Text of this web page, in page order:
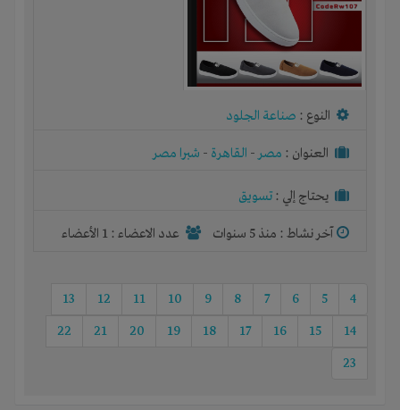
النوع : صناعة الجلود
العنوان : مصر- القاهرة - شبرا مصر
يحتاج إلي : تسويق
آخر نشاط : منذ 5 سنوات عدد الاعضاء : 1 الأعضاء
4
5
6
7
8
9
10
11
12
13
14
15
16
17
18
19
20
21
22
23